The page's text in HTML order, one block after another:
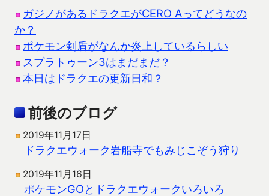
ガジノがあるドラクエがCERO Aってどうなの
か？
ポケモン剣盾がなんか炎上しているらしい
スプラトゥーン3はまだまだ？
本日はドラクエの更新日和？
前後のブログ
2019年11月17日
ドラクエウォーク岩船寺でもみじこぞう狩り
2019年11月16日
ポケモンGOとドラクエウォークいろいろ